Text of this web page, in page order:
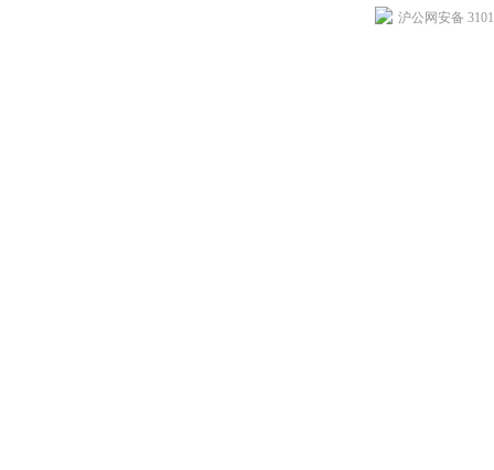
沪公网安备